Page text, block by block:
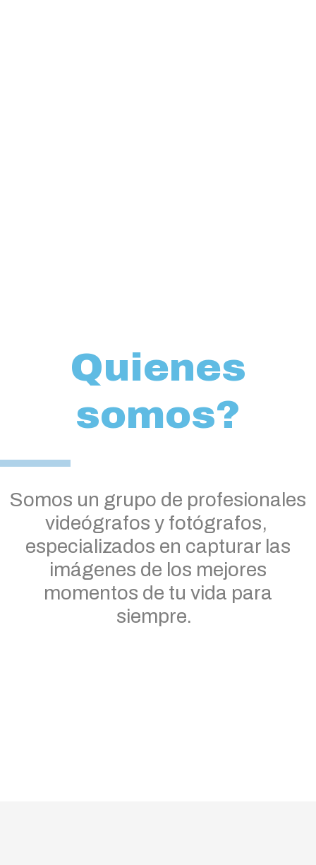
Quienes
somos?
Somos un grupo de profesionales
videógrafos y fotógrafos,
especializados en capturar las
imágenes de los mejores
momentos de tu vida para
siempre.